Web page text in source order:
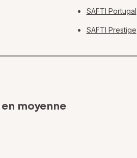
SAFTI Portugal
SAFTI Prestige
moyenne